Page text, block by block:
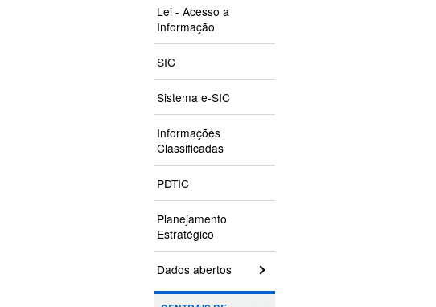
Lei - Acesso a
Informação
SIC
Sistema e-SIC
Informações
Classificadas
PDTIC
Planejamento
Estratégico
Dados abertos